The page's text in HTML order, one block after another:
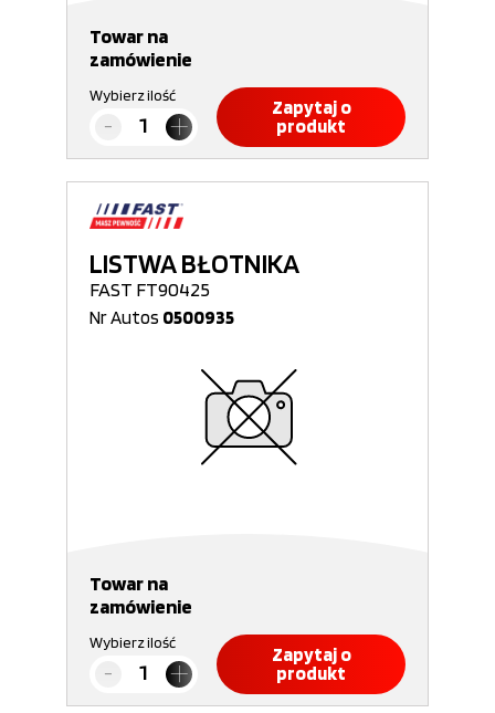
Towar na
zamówienie
Wybierz ilość
Zapytaj o
produkt
LISTWA BŁOTNIKA
FAST FT90425
Nr Autos 0500935
Towar na
zamówienie
Wybierz ilość
Zapytaj o
produkt